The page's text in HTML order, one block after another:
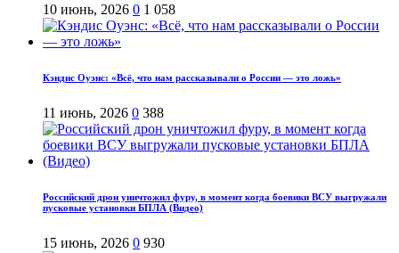
10 июнь, 2026 0 1 058
Кэндис Оуэнс: «Всё, что нам рассказывали о России — это ложь»
11 июнь, 2026 0 388
Российский дрон уничтожил фуру, в момент когда боевики ВСУ выгружали
пусковые установки БПЛА (Видео)
15 июнь, 2026 0 930